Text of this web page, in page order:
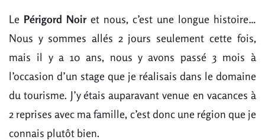
Le Périgord Noiret nous, c’est une longue histoire…
Nous y sommes allés 2 jours seulement cette fois,
mais il y a 10 ans, nous y avons passé 3 mois à
l’occasion d’un stage que je réalisais dans le domaine
du tourisme. J’y étais auparavant venue en vacances à
2 reprises avec ma famille, c’est donc une région que je
connais plutôt bien.